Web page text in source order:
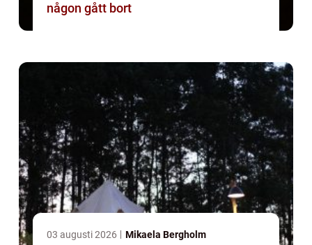
någon gått bort
03 augusti 2026 Mikaela Bergholm